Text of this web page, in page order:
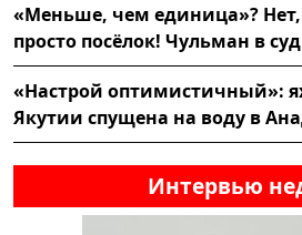
«Меньше, чем единица»?
просто посёлок! Чульман в
«Настрой оптимистичный»:
Якутии спущена на воду в
Интервью